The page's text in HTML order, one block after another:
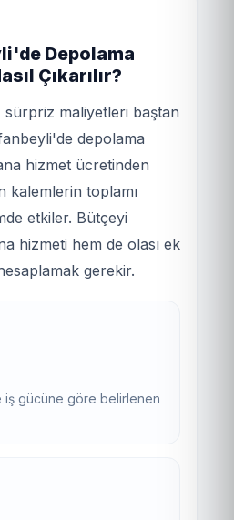
Depolama
Çıkarılır?
sürpriz maliyetleri baştan
depolama
hizmet ücretinden
kalemlerin toplamı
etkiler. Bütçeyi
hizmeti hem de olası ek
gerekir.
iş gücüne göre belirlenen